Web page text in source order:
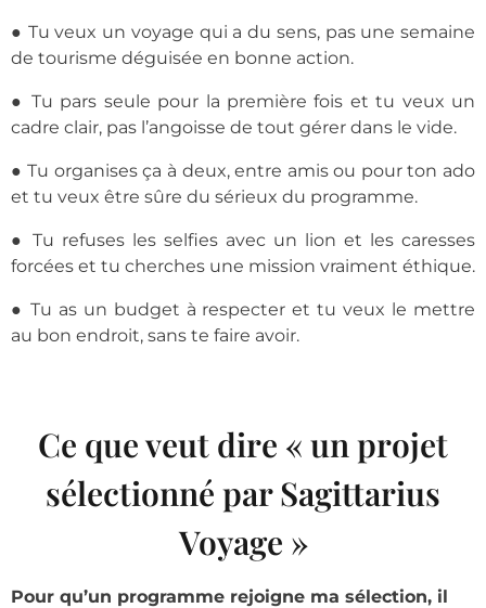
● Tu veux un voyage qui a du sens, pas une semaine
de tourisme déguisée en bonne action.
● Tu pars seule pour la première fois et tu veux un
cadre clair, pas l’angoisse de tout gérer dans le vide.
● Tu organises ça à deux, entre amis ou pour ton ado
et tu veux être sûre du sérieux du programme.
● Tu refuses les selfies avec un lion et les caresses
forcées et tu cherches une mission vraiment éthique.
● Tu as un budget à respecter et tu veux le mettre
au bon endroit, sans te faire avoir.
Ce que veut dire « un projet
sélectionné par Sagittarius
Voyage »
Pour qu’un programme rejoigne ma sélection, il